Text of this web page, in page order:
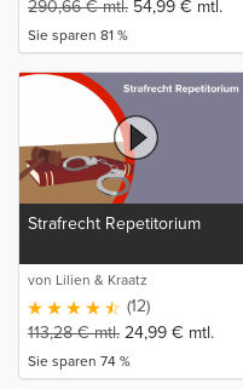
290,66€mtl. 54,99 € mtl.
Sie sparen 81 %
Strafrecht Repetitorium
von Lilien & Kraatz
(12)
113,28€mtl. 24,99 € mtl.
Sie sparen 74 %